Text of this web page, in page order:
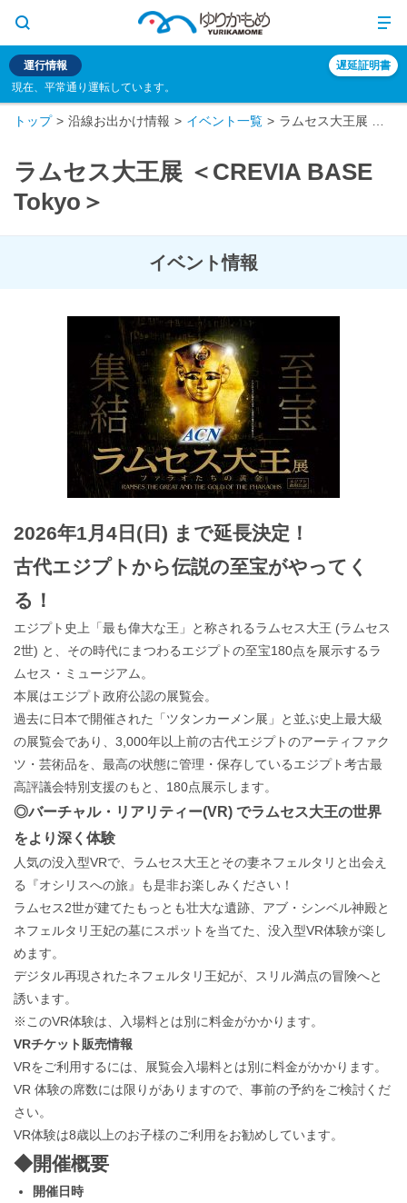
運行情報
現在、平常通り運転しています。
遅延証明書
トップ 沿線お出かけ情報 イベント一覧
ラムセス大王展 ＜CREVIA BASE
Tokyo＞
イベント情報
2026年1月4日(日) まで延長決定！
古代エジプトから伝説の至宝がやってく
る！
エジプト史上「最も偉大な王」と称されるラムセス大王 (ラムセス
2世) と、その時代にまつわるエジプトの至宝180点を展示するラ
ムセス・ミュージアム。
本展はエジプト政府公認の展覧会。
過去に⽇本で開催された「ツタンカーメン展」と並ぶ史上最⼤級
の展覧会であり、3,000年以上前の古代エジプトのアーティファク
ツ・芸術品を、最⾼の状態に管理・保存しているエジプト考古最
⾼評議会特別⽀援のもと、180点展⽰します。
◎バーチャル・リアリティー(VR) でラムセス大王の世界
をより深く体験
人気の没入型VRで、ラムセス大王とその妻ネフェルタリと出会え
る『オシリスへの旅』も是非お楽しみください！
ラムセス2世が建てたもっとも壮大な遺跡、アブ・シンベル神殿と
ネフェルタリ王妃の墓にスポットを当てた、没入型VR体験が楽し
めます。
デジタル再現されたネフェルタリ王妃が、スリル満点の冒険へと
誘います。
※このVR体験は、入場料とは別に料金がかかります。
VRチケット販売情報
VRをご利用するには、展覧会入場料とは別に料金がかかります。
VR 体験の席数には限りがありますので、事前の予約をご検討くだ
さい。
VR体験は8歳以上のお子様のご利用をお勧めしています。
◆開催概要
開催日時